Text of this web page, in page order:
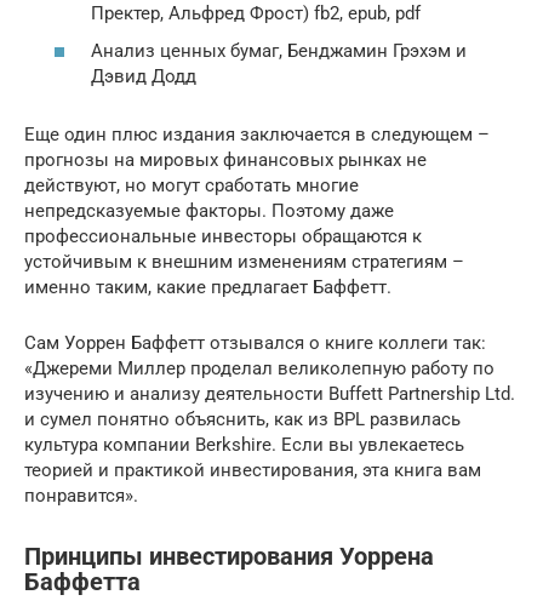
Пректер, Альфред Фрост) fb2, epub, pdf
Анализ ценных бумаг, Бенджамин Грэхэм и
Дэвид Додд
Еще один плюс издания заключается в следующем –
прогнозы на мировых финансовых рынках не
действуют, но могут сработать многие
непредсказуемые факторы. Поэтому даже
профессиональные инвесторы обращаются к
устойчивым к внешним изменениям стратегиям –
именно таким, какие предлагает Баффетт.
Сам Уоррен Баффетт отзывался о книге коллеги так:
«Джереми Миллер проделал великолепную работу по
изучению и анализу деятельности Buffett Partnership Ltd.
и сумел понятно объяснить, как из BPL развилась
культура компании Berkshire. Если вы увлекаетесь
теорией и практикой инвестирования, эта книга вам
понравится».
Принципы инвестирования Уоррена
Баффетта